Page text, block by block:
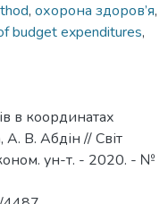
, охорона здоров’я,
budget expenditures,
в координатах
А. В. Абдін // Світ
ун-т. - 2020. - №